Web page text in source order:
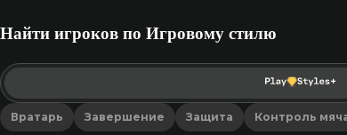
Найти игроков по Игровому стилю
Вратарь Завершение Защита Контроль